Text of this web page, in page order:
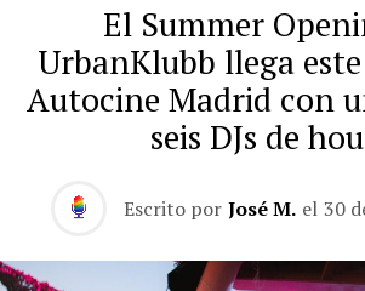
El Summer
UrbanKlubb llega
Autocine Madrid con
seis DJs de
Escrito por José M. el 30